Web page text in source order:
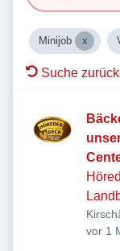
Minijob
Suche
vor 1